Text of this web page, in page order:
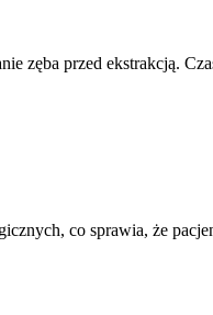
zęba przed ekstrakcją.
co sprawia, że